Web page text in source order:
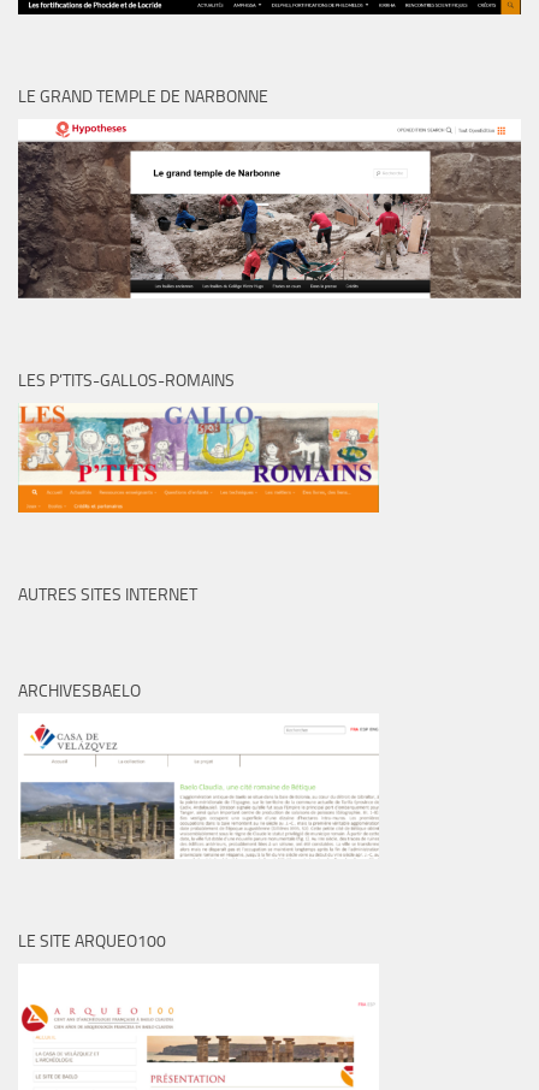
LE GRAND TEMPLE DE NARBONNE
LES P’TITS-GALLOS-ROMAINS
AUTRES SITES INTERNET
ARCHIVESBAELO
LE SITE ARQUEO100